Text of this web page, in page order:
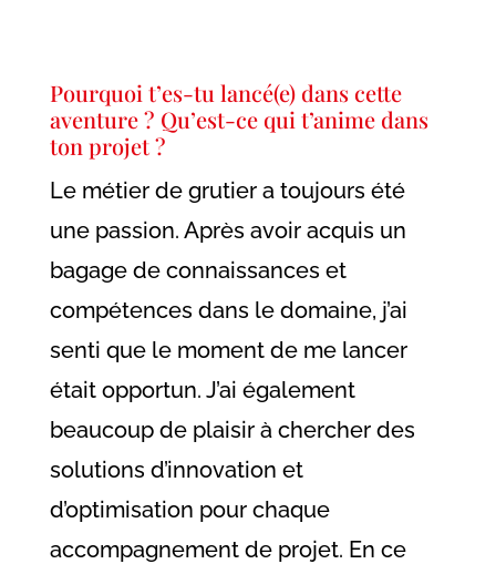
Pourquoi t’es-tu lancé(e) dans cette
aventure ? Qu’est-ce qui t’anime dans
ton projet ?
Le métier de grutier a toujours été
une passion. Après avoir acquis un
bagage de connaissances et
compétences dans le domaine, j’ai
senti que le moment de me lancer
était opportun. J’ai également
beaucoup de plaisir à chercher des
solutions d’innovation et
d’optimisation pour chaque
accompagnement de projet. En ce